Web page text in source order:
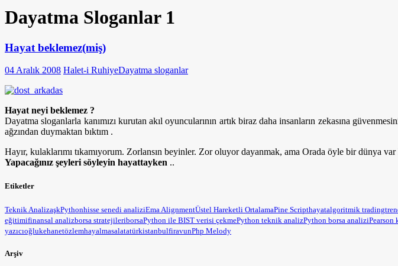
Dayatma Sloganlar 1
Hayat beklemez(miş)
04 Aralık 2008 Halet-i RuhiyeDayatma sloganlar
Hayat neyi beklemez ?
Dayatma sloganlarla kanımızı kurutan akıl oyuncularının artık biraz daha insanların zekasına
ağzından duymaktan bıktım .
Hayır, kulaklarımı tıkamıyorum. Zorlansın beyinler. Zor oluyor dayanmak, ama Orada öyle bir dünya
Yapacağınız şeyleri söyleyin hayattayken ..
Etiketler
Teknik AnalizaşkPythonhisse senedi analiziEma AlignmentÜstel Hareketli OrtalamaPine Scripthayatalgoritmik trading
eğitimifinansal analizborsa stratejileriborsaPython ile BIST verisi çekmePython teknik analizPython borsa analiziPearson
yazıcıoğlukehanetözlemhayalmasalatatürkistanbulfiravunPhp Melody
Arşiv